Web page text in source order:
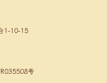
1-10-15
号